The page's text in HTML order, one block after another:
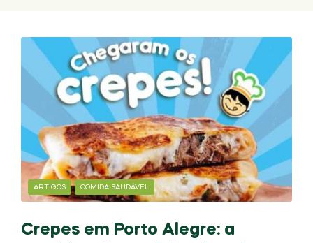
ARTIGOS COMIDA SAUDÁVEL
Crepes em Porto Alegre: a